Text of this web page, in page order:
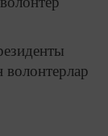
волонтерлар